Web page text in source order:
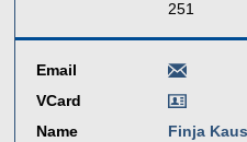
251
Email
VCard
Name
Finja